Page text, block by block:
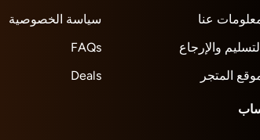
عنا
والإرجاع
المتجر
سياسة الخصوصية
FAQs
Deals